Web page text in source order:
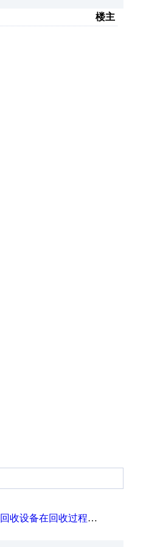
楼主
备在回收过程中的运行要点